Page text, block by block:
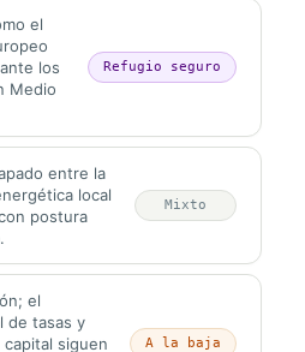
el
los
Medio
Refugio seguro
entre la
local
postura
Mixto
el
de tasas y
capital siguen
A la baja